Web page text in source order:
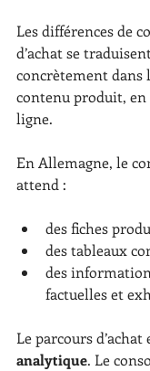
Les différences de
d’achat se
concrètement dans
contenu produit,
ligne.
En Allemagne, le
attend :
des fiches
des tableaux
des
factuelles et
Le parcours d’achat
analytique. Le